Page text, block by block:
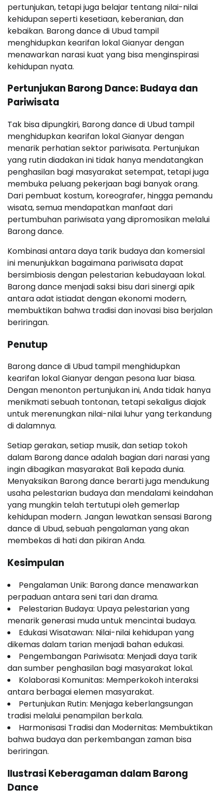
pertunjukan, tetapi juga belajar tentang nilai-nilai
kehidupan seperti kesetiaan, keberanian, dan
kebaikan. Barong dance di Ubud tampil
menghidupkan kearifan lokal Gianyar dengan
menawarkan narasi kuat yang bisa menginspirasi
kehidupan nyata.
Pertunjukan Barong Dance: Budaya dan
Pariwisata
Tak bisa dipungkiri, Barong dance di Ubud tampil
menghidupkan kearifan lokal Gianyar dengan
menarik perhatian sektor pariwisata. Pertunjukan
yang rutin diadakan ini tidak hanya mendatangkan
penghasilan bagi masyarakat setempat, tetapi juga
membuka peluang pekerjaan bagi banyak orang.
Dari pembuat kostum, koreografer, hingga pemandu
wisata, semua mendapatkan manfaat dari
pertumbuhan pariwisata yang dipromosikan melalui
Barong dance.
Kombinasi antara daya tarik budaya dan komersial
ini menunjukkan bagaimana pariwisata dapat
bersimbiosis dengan pelestarian kebudayaan lokal.
Barong dance menjadi saksi bisu dari sinergi apik
antara adat istiadat dengan ekonomi modern,
membuktikan bahwa tradisi dan inovasi bisa berjalan
beriringan.
Penutup
Barong dance di Ubud tampil menghidupkan
kearifan lokal Gianyar dengan pesona luar biasa.
Dengan menonton pertunjukan ini, Anda tidak hanya
menikmati sebuah tontonan, tetapi sekaligus diajak
untuk merenungkan nilai-nilai luhur yang terkandung
di dalamnya.
Setiap gerakan, setiap musik, dan setiap tokoh
dalam Barong dance adalah bagian dari narasi yang
ingin dibagikan masyarakat Bali kepada dunia.
Menyaksikan Barong dance berarti juga mendukung
usaha pelestarian budaya dan mendalami keindahan
yang mungkin telah tertutupi oleh gemerlap
kehidupan modern. Jangan lewatkan sensasi Barong
dance di Ubud, sebuah pengalaman yang akan
membekas di hati dan pikiran Anda.
Kesimpulan
Pengalaman Unik: Barong dance menawarkan
perpaduan antara seni tari dan drama.
Pelestarian Budaya: Upaya pelestarian yang
menarik generasi muda untuk mencintai budaya.
Edukasi Wisatawan: Nilai-nilai kehidupan yang
dikemas dalam tarian menjadi bahan edukasi.
Pengembangan Pariwisata: Menjadi daya tarik
dan sumber penghasilan bagi masyarakat lokal.
Kolaborasi Komunitas: Memperkokoh interaksi
antara berbagai elemen masyarakat.
Pertunjukan Rutin: Menjaga keberlangsungan
tradisi melalui penampilan berkala.
Harmonisasi Tradisi dan Modernitas: Membuktikan
bahwa budaya dan perkembangan zaman bisa
beriringan.
Ilustrasi Keberagaman dalam Barong
Dance